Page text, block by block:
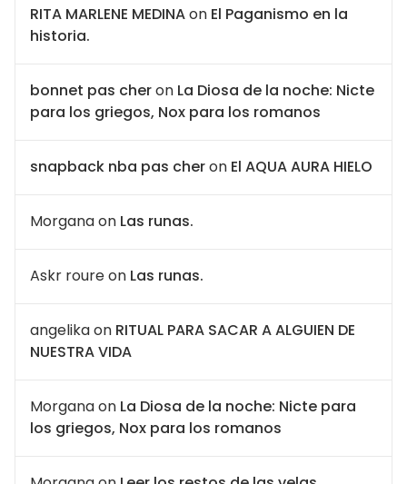
RITA MARLENE MEDINAon El Paganismo en la
historia.
bonnet pas cheron La Diosa de la noche: Nicte
para los griegos, Nox para los romanos
snapback nba pas cheron El AQUA AURA HIELO
Morganaon Las runas.
Askr roureon Las runas.
angelikaon RITUAL PARA SACAR A ALGUIEN DE
NUESTRA VIDA
Morganaon La Diosa de la noche: Nicte para
los griegos, Nox para los romanos